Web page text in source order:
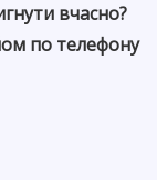
вчасно?
по телефону